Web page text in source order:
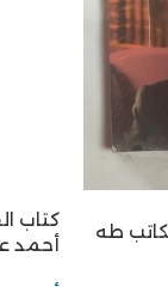
طه
كتاب
أحمد